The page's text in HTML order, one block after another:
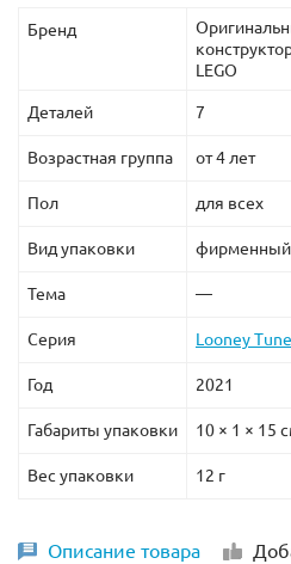
Бренд
LEGO
Деталей 7
Возрастная группа от 4 лет
Пол для всех
Вид упаковки фирменный
Тема —
Серия Looney
Год 2021
Габариты упаковки 10 × 1 × 15
Вес упаковки 12 г
Описание товара